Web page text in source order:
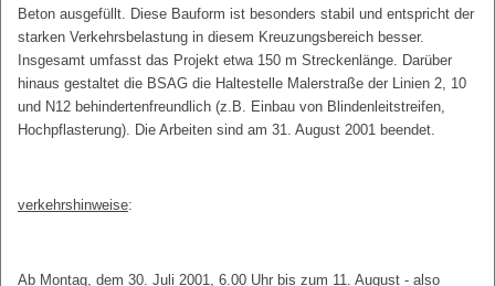
Beton ausgefüllt. Diese Bauform ist besonders stabil und entspricht der
starken Verkehrsbelastung in diesem Kreuzungsbereich besser.
Insgesamt umfasst das Projekt etwa 150 m Streckenlänge. Darüber
hinaus gestaltet die BSAG die Haltestelle Malerstraße der Linien 2, 10
und N12 behindertenfreundlich (z.B. Einbau von Blindenleitstreifen,
Hochpflasterung). Die Arbeiten sind am 31. August 2001 beendet.
verkehrshinweise:
Ab Montag, dem 30. Juli 2001, 6.00 Uhr bis zum 11. August - also